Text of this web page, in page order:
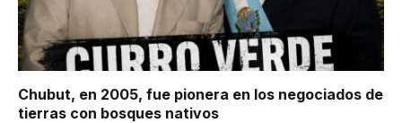
Chubut, en 2005, fue pionera en los negociados de
tierras con bosques nativos